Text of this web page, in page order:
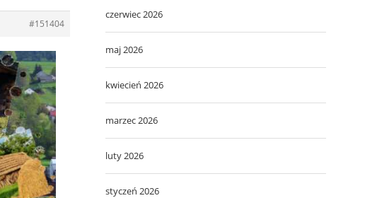
#151404
czerwiec 2026
maj 2026
kwiecień 2026
marzec 2026
luty 2026
styczeń 2026